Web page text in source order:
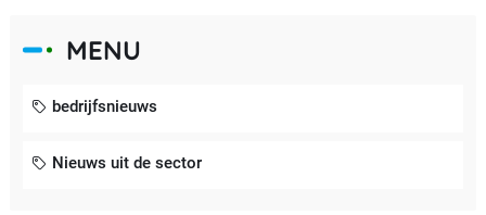
MENU
bedrijfsnieuws
Nieuws uit de sector